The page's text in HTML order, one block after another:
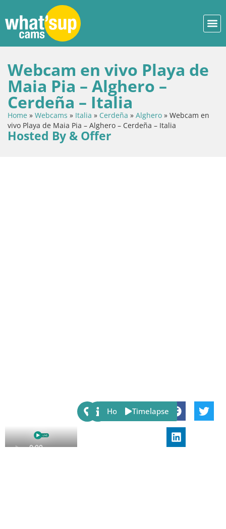
Webcam en vivo Playa de
Maia Pia – Alghero –
Cerdeña – Italia
Home » Webcams » Italia » Cerdeña » Alghero » Webcam en
vivo Playa de Maia Pia – Alghero – Cerdeña – Italia
Hosted By & Offer
Share:
Host Timelapse